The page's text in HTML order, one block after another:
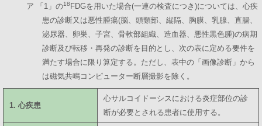
ア 「1」の18 FDGを用いた場合(一連の検査につき)については、心疾
患の診断又は悪性腫瘍(脳、頭頸部、縦隔、胸膜、乳腺、直腸、
泌尿器、卵巣、子宮、骨軟部組織、造血器、悪性黒色腫)の病期
診断及び転移・再発の診断を目的とし、次の表に定める要件を
満たす場合に限り算定する。ただし、表中の「画像診断」から
は磁気共鳴コンピューター断層撮影を除く。
1. 心疾患
心サルコイドーシスにおける炎症部位の診
断が必要とされる患者に使用する。